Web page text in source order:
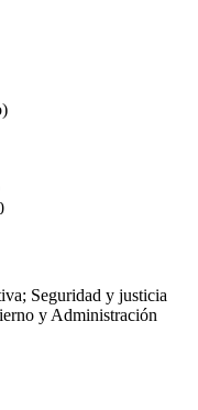
Seguridad y justicia
y Administración